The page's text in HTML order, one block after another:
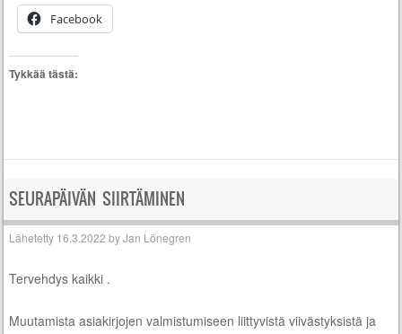
Facebook
Tykkää tästä:
SEURAPÄIVÄN SIIRTÄMINEN
Lähetetty 16.3.2022 byJan Lönegren
Tervehdys kaikki .
Muutamista asiakirjojen valmistumiseen liittyvistä viivästyksistä ja